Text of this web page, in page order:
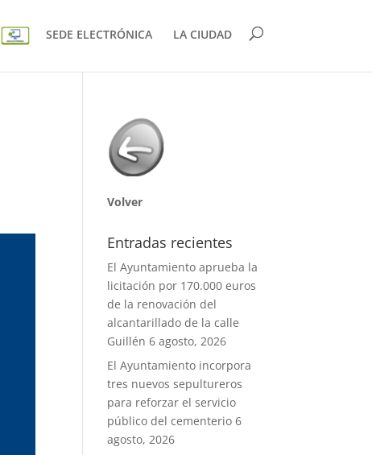
SEDE ELECTRÓNICA LA CIUDAD
Volver
Entradas recientes
El Ayuntamiento aprueba la
licitación por 170.000 euros
de la renovación del
alcantarillado de la calle
Guillén 6 agosto, 2026
El Ayuntamiento incorpora
tres nuevos sepultureros
para reforzar el servicio
público del cementerio 6
agosto, 2026